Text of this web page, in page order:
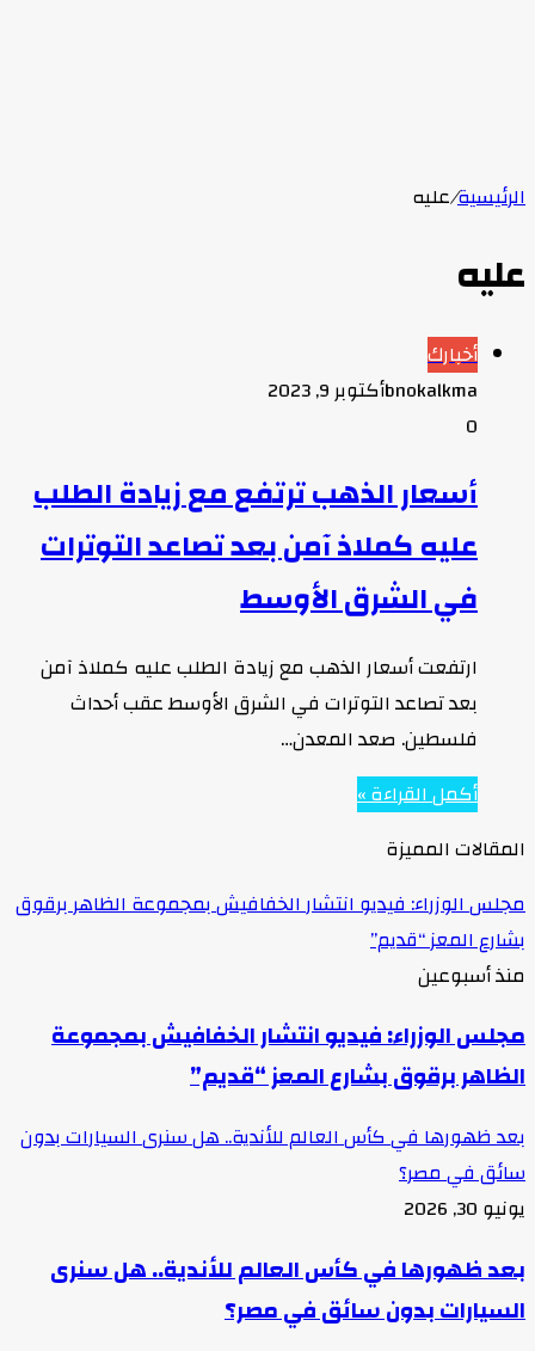
الرئيسية/عليه
عليه
أخبارك
bnokalkmaأكتوبر 9, 2023
0
أسعار الذهب ترتفع مع زيادة الطلب
عليه كملاذ آمن بعد تصاعد التوترات
في الشرق الأوسط
ارتفعت أسعار الذهب مع زيادة الطلب عليه كملاذ آمن
بعد تصاعد التوترات في الشرق الأوسط عقب أحداث
فلسطين. صعد المعدن…
أكمل القراءة »
المقالات المميزة
مجلس الوزراء: فيديو انتشار الخفافيش بمجموعة الظاهر برقوق
بشارع المعز “قديم”
منذ أسبوعين
مجلس الوزراء: فيديو انتشار الخفافيش بمجموعة
الظاهر برقوق بشارع المعز “قديم”
بعد ظهورها في كأس العالم للأندية.. هل سنرى السيارات بدون
سائق في مصر؟
يونيو 30, 2026
بعد ظهورها في كأس العالم للأندية.. هل سنرى
السيارات بدون سائق في مصر؟